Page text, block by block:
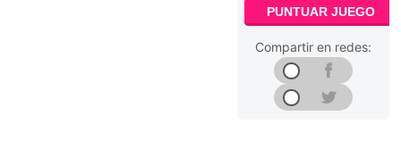
PUNTUAR JUEGO
Compartir en redes: